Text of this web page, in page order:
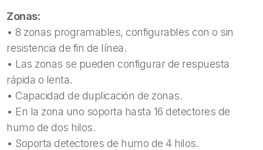
Zonas:
• 8 zonas programables, configurables con o sin
resistencia de fin de línea.
• Las zonas se pueden configurar de respuesta
rápida o lenta.
• Capacidad de duplicación de zonas.
• En la zona uno soporta hasta 16 detectores de
humo de dos hilos.
• Soporta detectores de humo de 4 hilos.